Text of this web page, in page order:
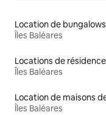
Location de bungalows
Îles Baléares
Îles Baléares
Îles Baléares